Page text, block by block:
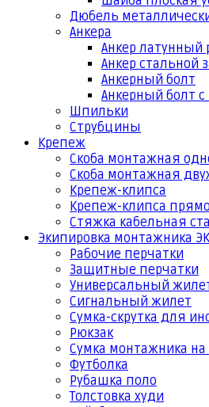
Дюбель
Анкера
Анкер латунный
Анкер стальной
Анкерный болт
Анкерный болт с
Шпильки
Струбцины
Крепеж
Скоба монтажная
Скоба монтажная
Крепеж-клипса
Крепеж-клипса
Стяжка кабельная
Экипировка монтажника
Рабочие перчатки
Защитные перчатки
Универсальный
Сигнальный жилет
Сумка-скрутка для
Рюкзак
Сумка монтажника на
Футболка
Рубашка поло
Толстовка худи